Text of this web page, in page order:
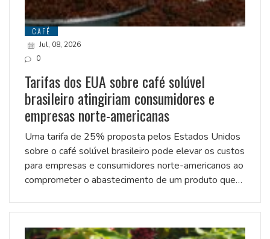
CAFÉ
Jul, 08, 2026
0
Tarifas dos EUA sobre café solúvel
brasileiro atingiriam consumidores e
empresas norte-americanas
Uma tarifa de 25% proposta pelos Estados Unidos
sobre o café solúvel brasileiro pode elevar os custos
para empresas e consumidores norte-americanos ao
comprometer o abastecimento de um produto que…